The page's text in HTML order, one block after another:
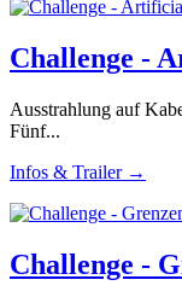
Challenge -
Ausstrahlung auf
Fünf...
Infos & Trailer →
Challenge -